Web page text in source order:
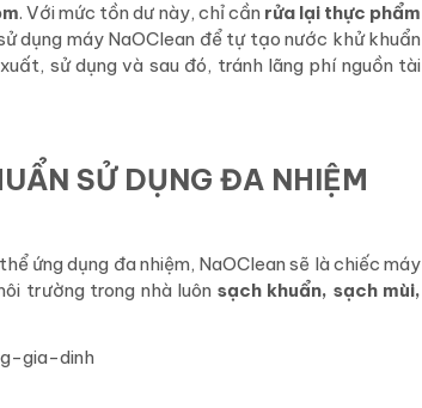
. Với mức tồn dư này, chỉ cần rửa lại thực phẩm
dụng máy NaOClean để tự tạo nước khử khuẩn
sử dụng và sau đó, tránh lãng phí nguồn tài
SỬ DỤNG ĐA NHIỆM
ứng dụng đa nhiệm, NaOClean sẽ là chiếc máy
trường trong nhà luôn sạch khuẩn, sạch mùi,